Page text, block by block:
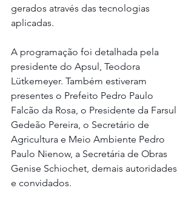
gerados através das tecnologias
aplicadas.
A programação foi detalhada pela
presidente do Apsul, Teodora
Lütkemeyer. Também estiveram
presentes o Prefeito Pedro Paulo
Falcão da Rosa, o Presidente da Farsul
Gedeão Pereira, o Secretário de
Agricultura e Meio Ambiente Pedro
Paulo Nienow, a Secretária de Obras
Genise Schiochet, demais autoridades
e convidados.